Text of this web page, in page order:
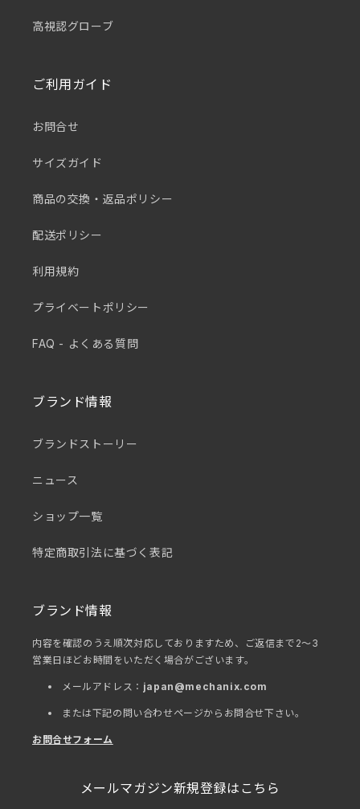
高視認グローブ
ご利用ガイド
お問合せ
サイズガイド
商品の交換・返品ポリシー
配送ポリシー
利用規約
プライベートポリシー
FAQ - よくある質問
ブランド情報
ブランドストーリー
ニュース
ショップ一覧
特定商取引法に基づく表記
ブランド情報
内容を確認のうえ順次対応しておりますため、ご返信まで2～3
営業日ほどお時間をいただく場合がございます。
メールアドレス： japan@mechanix.com
または下記の問い合わせページからお問合せ下さい。
お問合せフォーム
メールマガジン新規登録はこちら